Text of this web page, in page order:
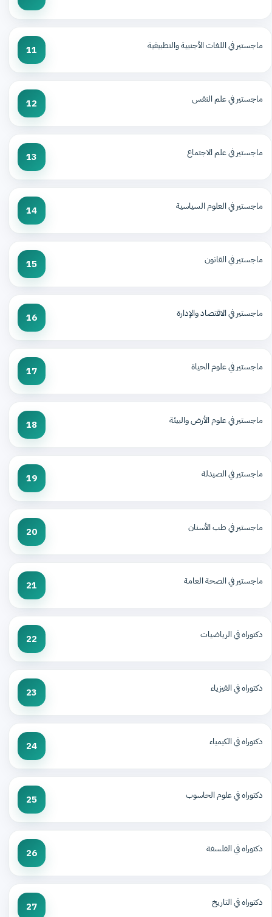
ماجستير في اللغات الأجنبية والتطبيقية 11
ماجستير في علم النفس 12
ماجستير في علم الاجتماع 13
ماجستير في العلوم السياسية 14
ماجستير في القانون 15
ماجستير في الاقتصاد والإدارة 16
ماجستير في علوم الحياة 17
ماجستير في علوم الأرض والبيئة 18
ماجستير في الصيدلة 19
ماجستير في طب الأسنان 20
ماجستير في الصحة العامة 21
دكتوراه في الرياضيات 22
دكتوراه في الفيزياء 23
دكتوراه في الكيمياء 24
دكتوراه في علوم الحاسوب 25
دكتوراه في الفلسفة 26
دكتوراه في التاريخ 27